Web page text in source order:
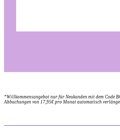
*Willkommensangebot nur für Neukunden mit dem Code
Abbuchungen von 17,95€ pro Monat automatisch